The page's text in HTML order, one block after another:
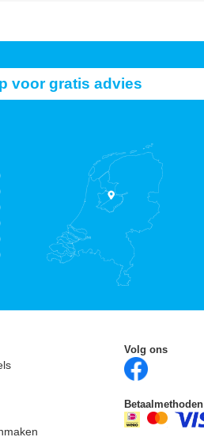
voor gratis advies
Volg ons
Betaalmethoden